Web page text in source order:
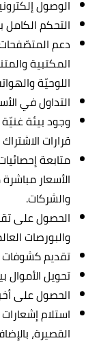
الوصول
التحكم الكامل
دعم
المكتبية
اللوحيّة
التداول في
وجود بيئة غنيّة
قرارات
متابعة
الأسعار
والشركات.
الحصول على
والبورصات
تقديم كشوفات
تحويل الأموال
الحصول على
استلام
القصيرة،